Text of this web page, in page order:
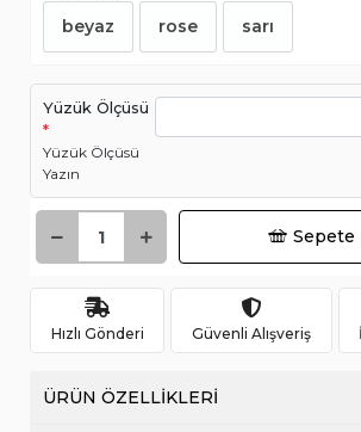
beyaz
rose sarı
Yüzük Ölçüsü
*
Yüzük Ölçüsü
Yazın
Sepete
Hızlı Gönderi Güvenli Alışveriş
ÜRÜN ÖZELLİKLERİ